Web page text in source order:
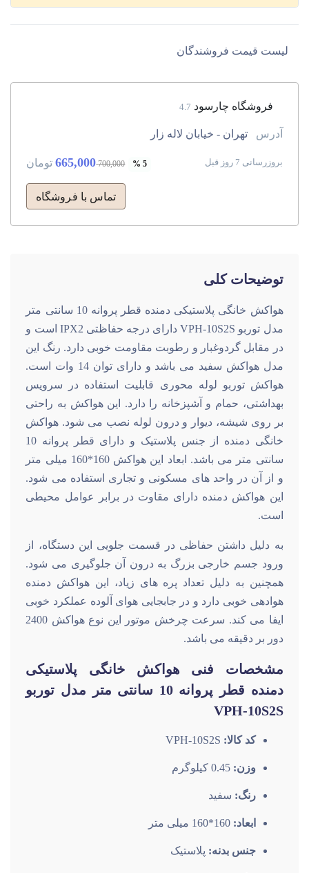
لیست قیمت فروشندگان
فروشگاه چارسود 4.7
آدرس تهران - خیابان لاله زار
بروزرسانی 7 روز قبل 5 %
700,000
665,000 تومان
تماس با فروشگاه
توضیحات کلی
هواکش خانگی پلاستیکی دمنده قطر پروانه 10 سانتی متر
مدل توربو VPH-10S2S
دارای درجه حفاظتی IPX2 است و
در مقابل گردوغبار و رطوبت مقاومت خوبی دارد. رنگ این
مدل هواکش سفید می باشد و دارای توان 14 وات است.
هواکش توربو لوله محوری قابلیت استفاده در سرویس
بهداشتی، حمام و آشپزخانه را دارد. این هواکش به راحتی
بر روی شیشه، دیوار و درون لوله نصب می شود. هواکش
سانتی متر می باشد. ابعاد این هواکش 160*160 میلی متر
و از آن در واحد های مسکونی و تجاری استفاده می شود.
این هواکش دمنده دارای مقاوت در برابر عوامل محیطی
به دلیل داشتن حفاظی در قسمت جلویی این دستگاه، از
ورود جسم خارجی بزرگ به درون آن جلوگیری می شود.
همچنین به دلیل تعداد پره های زیاد، این هواکش دمنده
هوادهی خوبی دارد و در جابجایی هوای آلوده عملکرد خوبی
دور بر دقیقه می باشد.
مشخصات فنی هواکش خانگی پلاستیکی
دمنده قطر پروانه 10 سانتی متر مدل توربو
VPH-10S2S
وزن:
رنگ: سفید
ابعاد:
جنس بدنه: پلاستیک